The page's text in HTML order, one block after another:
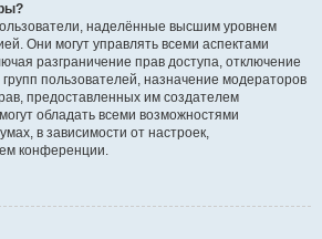
наделённые высшим уровнем
Они могут управлять всеми аспектами
разграничение прав доступа, отключение
пользователей, назначение модераторов
предоставленных им создателем
обладать всеми возможностями
в зависимости от настроек,
конференции.